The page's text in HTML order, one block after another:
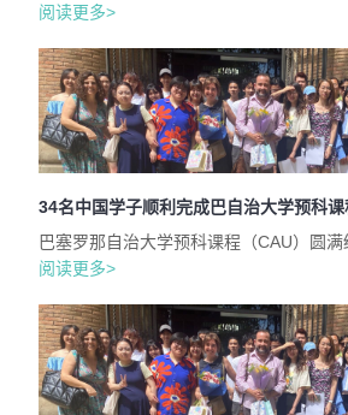
阅读更多>
34名中国学子顺利完成巴自治大学预科课
巴塞罗那自治大学预科课程（CAU）圆满
阅读更多>